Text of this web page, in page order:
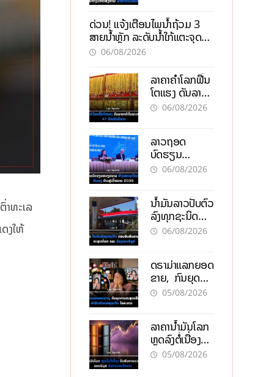
ທະເລ
ງໃຫ້
ນໍ້າມັນແພງ
ດ່ວນ! ແຈ້ງເຕືອນໄພນໍ້າຖ້ວມ 3
ສາຍນໍ້າຫຼັກ ລະດັບນໍ້າໃກ້ແຕະຈຸດ
ອັນຕະລາຍ
06/08/2026
ລາຄາຄຳໂລກຟື້ນ
ໂຕແຮງ ດັນລາຄາ
ຄຳໃນລາວທະລຸ
06/08/2026
ລາວຖອດ
ບົດຮຽນ
ຫວຽດນາມ ສ້າງ
ເປົ້າໝາຍ 2035
06/08/2026
ນໍ້າມັນລາວປັບຕົວ
ລົງທຸກຊະນິດ
ຕອບຮັບສັນຍານ
ແຄບຮໍມູສ
06/08/2026
ດຣາມ່າແລກຍອດ
ຂາຍ, ກົນຍຸດ
ການຕະຫຼາດສີ
ໄລຍະຍາວ
05/08/2026
ລາຄານ້ຳມັນໂລກ
ຫຼຸດລົງຕໍ່ເນື່ອງ
ຮັບສັນຍານບວກ
05/08/2026